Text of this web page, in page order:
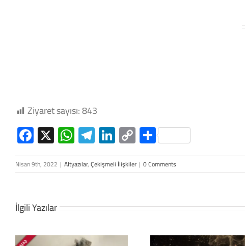
Ziyaret sayısı:843
Facebook
X WhatsApp
Telegram
LinkedIn
Copy
Link
Share
Nisan 9th, 2022 | Altyazılar,Çekişmeli İlişkiler | 0 Comments
İlgili Yazılar